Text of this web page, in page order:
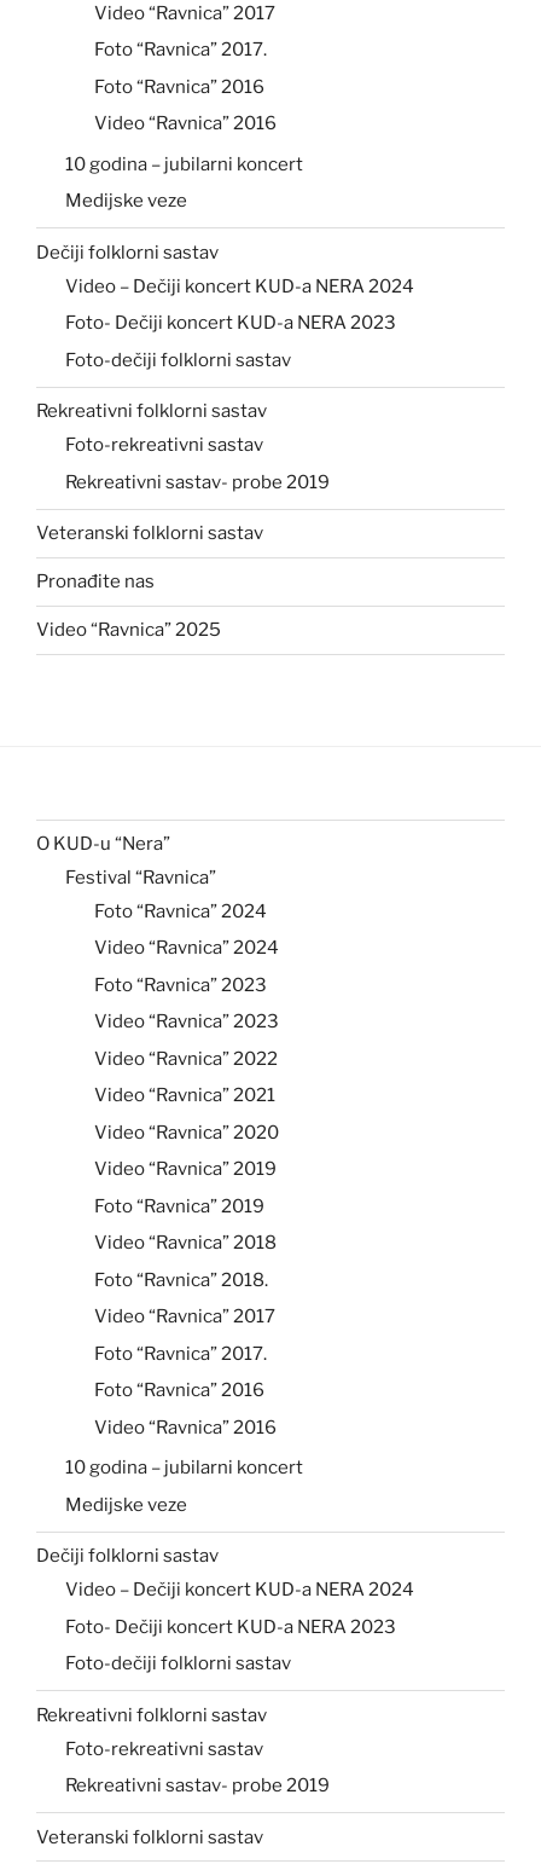
Video “Ravnica” 2017
Foto “Ravnica” 2017.
Foto “Ravnica” 2016
Video “Ravnica” 2016
10 godina – jubilarni koncert
Medijske veze
Dečiji folklorni sastav
Video – Dečiji koncert KUD-a NERA 2024
Foto- Dečiji koncert KUD-a NERA 2023
Foto-dečiji folklorni sastav
Rekreativni folklorni sastav
Foto-rekreativni sastav
Rekreativni sastav- probe 2019
Veteranski folklorni sastav
Pronađite nas
Video “Ravnica” 2025
O KUD-u “Nera”
Festival “Ravnica”
Foto “Ravnica” 2024
Video “Ravnica” 2024
Foto “Ravnica” 2023
Video “Ravnica” 2023
Video “Ravnica” 2022
Video “Ravnica” 2021
Video “Ravnica” 2020
Video “Ravnica” 2019
Foto “Ravnica” 2019
Video “Ravnica” 2018
Foto “Ravnica” 2018.
Video “Ravnica” 2017
Foto “Ravnica” 2017.
Foto “Ravnica” 2016
Video “Ravnica” 2016
10 godina – jubilarni koncert
Medijske veze
Dečiji folklorni sastav
Video – Dečiji koncert KUD-a NERA 2024
Foto- Dečiji koncert KUD-a NERA 2023
Foto-dečiji folklorni sastav
Rekreativni folklorni sastav
Foto-rekreativni sastav
Rekreativni sastav- probe 2019
Veteranski folklorni sastav